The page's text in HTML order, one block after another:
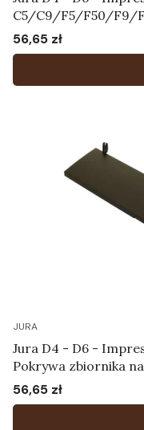
C5/C9/F5/F50/F9/
zbiornika na ziarna
Cena
56,65 zł
JURA
Jura D4 - D6 -
Pokrywa zbiornika
Cena
56,65 zł